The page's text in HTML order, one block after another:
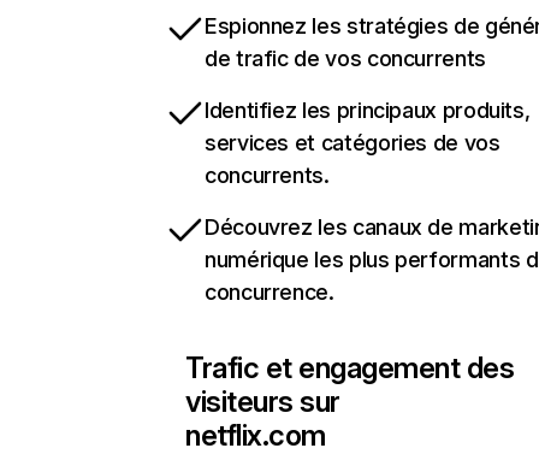
Espionnez les stratégies de
de trafic de vos concurrents
Identifiez les principaux produits,
services et catégories de vos
concurrents.
Découvrez les canaux de
numérique les plus performants
concurrence.
Trafic et engagement des
visiteurs sur
netflix.com